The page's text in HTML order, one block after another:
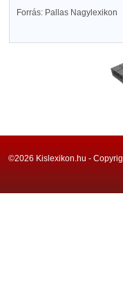
Forrás: Pallas Nagylexikon
©2026 Kislexikon.hu -